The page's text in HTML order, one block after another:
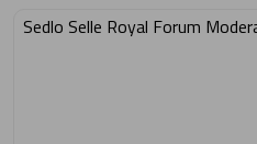
Sedlo Selle Royal Forum